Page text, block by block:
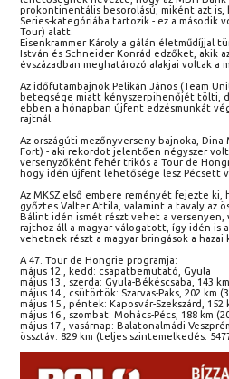
prokontinentális besorolású, miként azt is,
Series-kategóriába tartozik - ez a második
Tour) alatt.
Eisenkrammer Károly a gálán életműdíjjal
István és Schneider Konrád edzőket, akik
évszázadban meghatározó alakjai voltak a
Az időfutambajnok Pelikán János (Team
betegsége miatt kényszerpihenőjét tölti,
ebben a hónapban újfent edzésmunkát
rajtnál.
Az országúti mezőnyverseny bajnoka, Dina
Fort) - aki rekordot jelentően négyszer
versenyzőként fehér trikós a Tour de
hogy idén újfent lehetősége lesz Pécsett
Az MKSZ első embere reményét fejezte
győztes Valter Attila, valamint a tavaly az
Bálint idén ismét részt vehet a versenyen,
rajthoz áll a magyar válogatott, így idén is
vehetnek részt a magyar bringások a hazai
A 47. Tour de Hongrie programja:
május 12., kedd: csapatbemutató, Gyula
május 13., szerda: Gyula-Békéscsaba, 143
május 14., csütörtök: Szarvas-Paks, 202 km
május 15., péntek: Kaposvár-Szekszárd, 152
május 16., szombat: Mohács-Pécs, 188 km
május 17., vasárnap: Balatonalmádi-
össztáv: 829 km (teljes szintemelkedés: